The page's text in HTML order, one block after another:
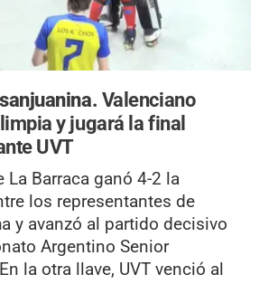
Valenciano
y jugará la final
UVT
La Barraca ganó 4-2 la
los representantes de
y avanzó al partido decisivo
Argentino Senior
la otra llave, UVT venció al